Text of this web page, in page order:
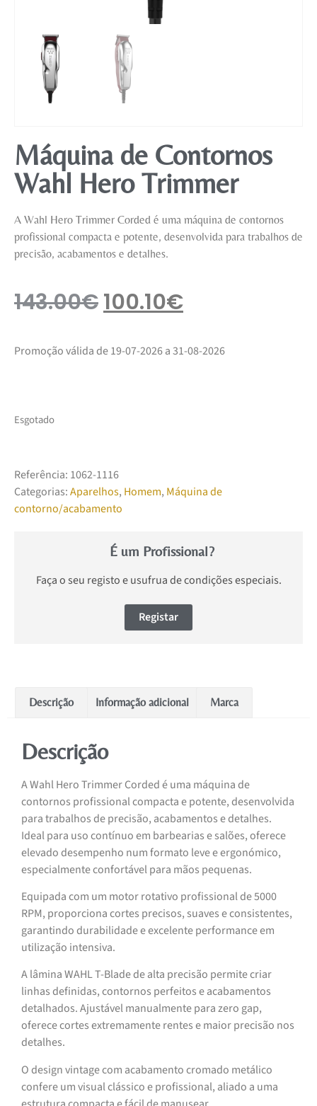
Máquina de Contornos
Wahl Hero Trimmer
A Wahl Hero Trimmer Corded é uma máquina de contornos
profissional compacta e potente, desenvolvida para trabalhos de
precisão, acabamentos e detalhes.
143.00€100.10€
Promoção válida de 19-07-2026 a 31-08-2026
Esgotado
Referência: 1062-1116
Categorias:Aparelhos, Homem, Máquina de
contorno/acabamento
É um Profissional?
Faça o seu registo e usufrua de condições especiais.
Registar
Descrição Informação adicional Marca
Descrição
A Wahl Hero Trimmer Corded é uma máquina de
contornos profissional compacta e potente, desenvolvida
para trabalhos de precisão, acabamentos e detalhes.
Ideal para uso contínuo em barbearias e salões, oferece
elevado desempenho num formato leve e ergonómico,
especialmente confortável para mãos pequenas.
Equipada com um motor rotativo profissional de 5000
RPM, proporciona cortes precisos, suaves e consistentes,
garantindo durabilidade e excelente performance em
utilização intensiva.
A lâmina WAHL T-Blade de alta precisão permite criar
linhas definidas, contornos perfeitos e acabamentos
detalhados. Ajustável manualmente para zero gap,
oferece cortes extremamente rentes e maior precisão nos
detalhes.
O design vintage com acabamento cromado metálico
confere um visual clássico e profissional, aliado a uma